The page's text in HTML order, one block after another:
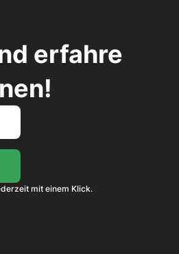
erfahre
mit einem Klick.